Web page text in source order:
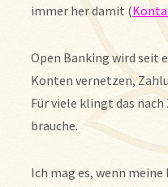
immer her damit (
Open Banking wird seit
Konten vernetzen,
Für viele klingt das
brauche.
Ich mag es, wenn